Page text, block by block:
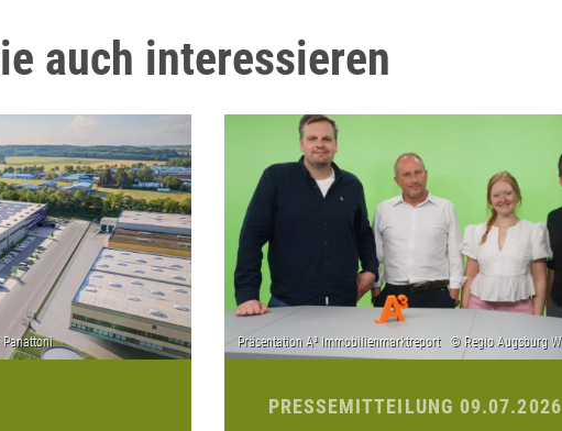
auch interessieren
PRESSEMITTEILUNG 09.07.2026